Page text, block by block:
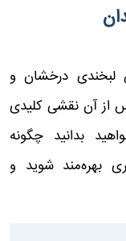
لبخندی درخشان و
از آن نقشی کلیدی
بدانید چگونه
بهره‌مند شوید و